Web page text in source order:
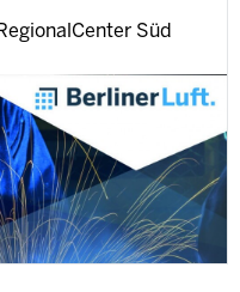
Süd